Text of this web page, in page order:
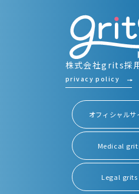
株式会社grits採
privacy policy
オフィシャルサ
Medical
Legal grits